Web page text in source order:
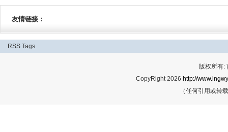
友情链接：
RSS Tags
版权所有:
CopyRight 2026 http://
（任何引用或转